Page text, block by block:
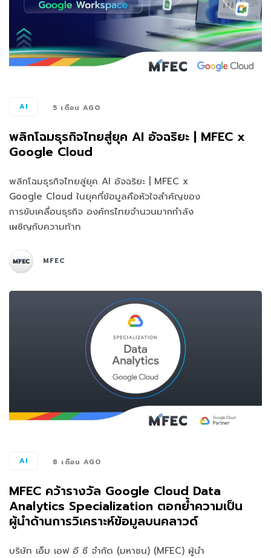
AI 5 เดือน AGO
พลิกโฉมธุรกิจไทยสู่ยุค AI อัจฉริยะ | MFEC x
Google Cloud
พลิกโฉมธุรกิจไทยสู่ยุค AI อัจฉริยะ | MFEC x
Google Cloud ในยุคที่ข้อมูลคือหัวใจสำคัญของ
การขับเคลื่อนธุรกิจ องค์กรไทยจำนวนมากกำลัง
เผชิญกับความท้าท
MFEC
AI 8 เดือน AGO
MFEC คว้ารางวัล Google Cloud Data
Analytics Specialization ตอกย้ำความเป็น
ผู้นำด้านการวิเคราะห์ข้อมูลบนคลาวด์
บริษัท เอ็ม เอฟ อี ซี จำกัด (มหาชน) (MFEC) ผู้นำ